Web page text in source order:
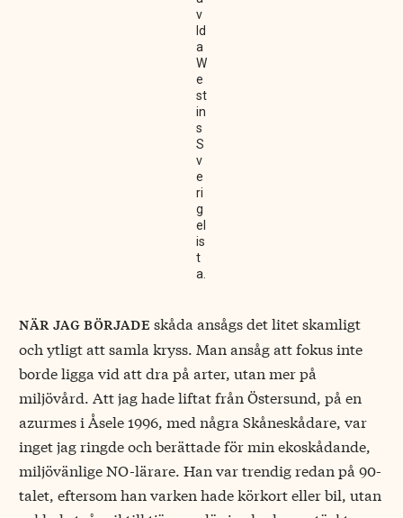
v
Id
a
W
e
st
in
s
S
v
e
ri
g
el
is
t
a.
när jag började skåda ansågs det litet skamligt
och ytligt att samla kryss. Man ansåg att fokus inte
borde ligga vid att dra på arter, utan mer på
miljövård. Att jag hade liftat från Östersund, på en
azurmes i Åsele 1996, med några Skåneskådare, var
inget jag ringde och berättade för min ekoskådande,
miljövänlige NO-lärare. Han var trendig redan på 90-
talet, eftersom han varken hade körkort eller bil, utan